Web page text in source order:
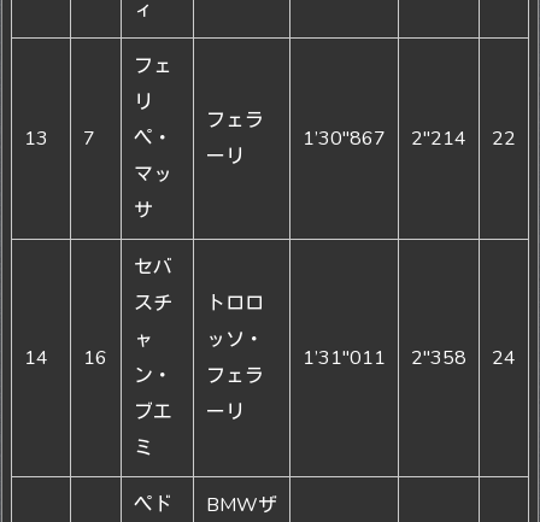
ィ
13 7
フェ
リ
ペ・
マッ
サ
フェラ
ーリ
1’30"867 2"214 22
14 16
セバ
スチ
ャ
ン・
ブエ
ミ
トロロ
ッソ・
フェラ
ーリ
1’31"011 2"358 24
ペド
BMWザ